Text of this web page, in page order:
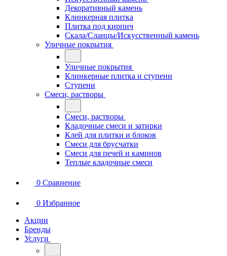
Декоративный камень
Клинкерная плитка
Плитка под кирпич
Скала/Сланцы/Искусственный камень
Уличные покрытия
Уличные покрытия
Клинкерные плитка и ступени
Ступени
Смеси, растворы
Смеси, растворы
Кладочные смеси и затирки
Клей для плитки и блоков
Смеси для брусчатки
Смеси для печей и каминов
Теплые кладочные смеси
0 Сравнение
0 Избранное
Акции
Бренды
Услуги